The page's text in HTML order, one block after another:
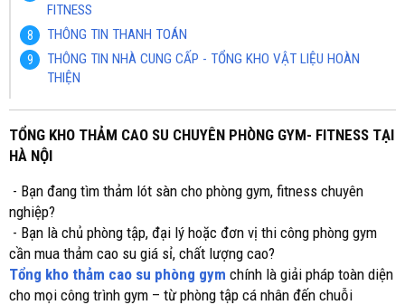
FITNESS
THÔNG TIN THANH TOÁN
THÔNG TIN NHÀ CUNG CẤP - TỔNG KHO VẬT LIỆU HOÀN
THIỆN
TỔNG KHO THẢM CAO SU CHUYÊN PHÒNG GYM- FITNESS TẠI
HÀ NỘI
- Bạn đang tìm thảm lót sàn cho phòng gym, fitness chuyên
nghiệp?
- Bạn là chủ phòng tập, đại lý hoặc đơn vị thi công phòng gym
cần mua thảm cao su giá sỉ, chất lượng cao?
Tổng kho thảm cao su phòng gym chính là giải pháp toàn diện
cho mọi công trình gym – từ phòng tập cá nhân đến chuỗi